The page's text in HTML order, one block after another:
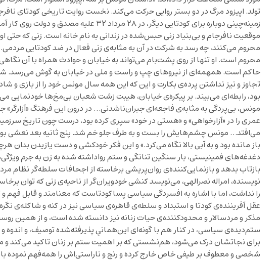
زمینه‌چینی دوباره برای کودتایی دیگر، در ۲۸ مرداد ۳۲
محروم می‌کنند، چه رسد به شرکت در آن به مثابه‌ی زنی فعال در ضد کودتایی مردمی.
محروم است. او تنها از روی پشت‌بام می‌تواند به خیابان و حوادث همراه با آن
حاکم است. همهمه‌ای از نیروهای چپ و راست و ملی در خیابان به گوش می‌رسد.
تجاوز و نیز نداشتن پرده‌ی بکارت و این که این همه سال مونس خود را از بازی و
بود، رابطه‌ای می‌بیند. بر پیکره‌ی خیابان، هیبت زشت شعبان بی‌مخ‌ها خودنمایی
مونس، بی‌پردگی به مثابه‌ی فاجعه‌ای جبران‌ناشدنی… در درون این فرهنگ «آزارگر»
عمری را در «آزارخواهی» و «هستی در خود» سپری کرده بود، درست چون تاریخ
می‌افتد… مونس چشم‌هایش را بست و به طرف جلو خم شد. پنج ثانیه بعد نعشی
باز مانده بود و به آبی بالا نگاه می‌کرد.» و این فکر خودکشی و دست یازیدن بدان
دغدغه‌های فمینیستی، بار سنگین تنانگی و ستم رواداشته شده به زن به جرم
بازتاب بدهد و بازنمایی‌کننده‌ی روان‌پریشی برخاسته از اجحافات سلطه‌گر نظام
نویسنده، امراله نصرالهی، می‌نویسد کنشی خودویران‌گر از ناحیه‌ی زنی که توان
را نداشت، اما با اشاره به افسردگی سیاسی پساکودتاست که معنامند و قابل فهم
عقل آفریننده‌ی کودتا و استبداد و سلطه‌ی قاهره‌ی سیاسی نیز در کنه و شاکله‌ی
مذکر و مردسالار و محدودکننده‌ی حیات زنانه نیز دانسته شده است، و از همین
ستم‌دیده‌ی سیاسی، در کنار هم با گونه‌ای این‌همانیِ پذیرفته‌شده توصیف، و
برای نجاتشان درک می‌شود، هم‌نشستی که بر اهمیت ستم بر زنان تاکید می‌کند و
شخصی و معطوف بر طیفی خاص خارج کرده و رنج و ناراستی‌اش را همه‌فهم نموده